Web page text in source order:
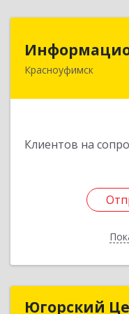
Красноуфимск
Клиентов на
623300,
Югорский